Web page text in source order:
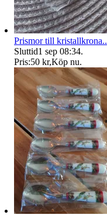
Prismor till kristallkrona..
Sluttid1 sep 08:34.
Pris:50 kr,Köp nu.